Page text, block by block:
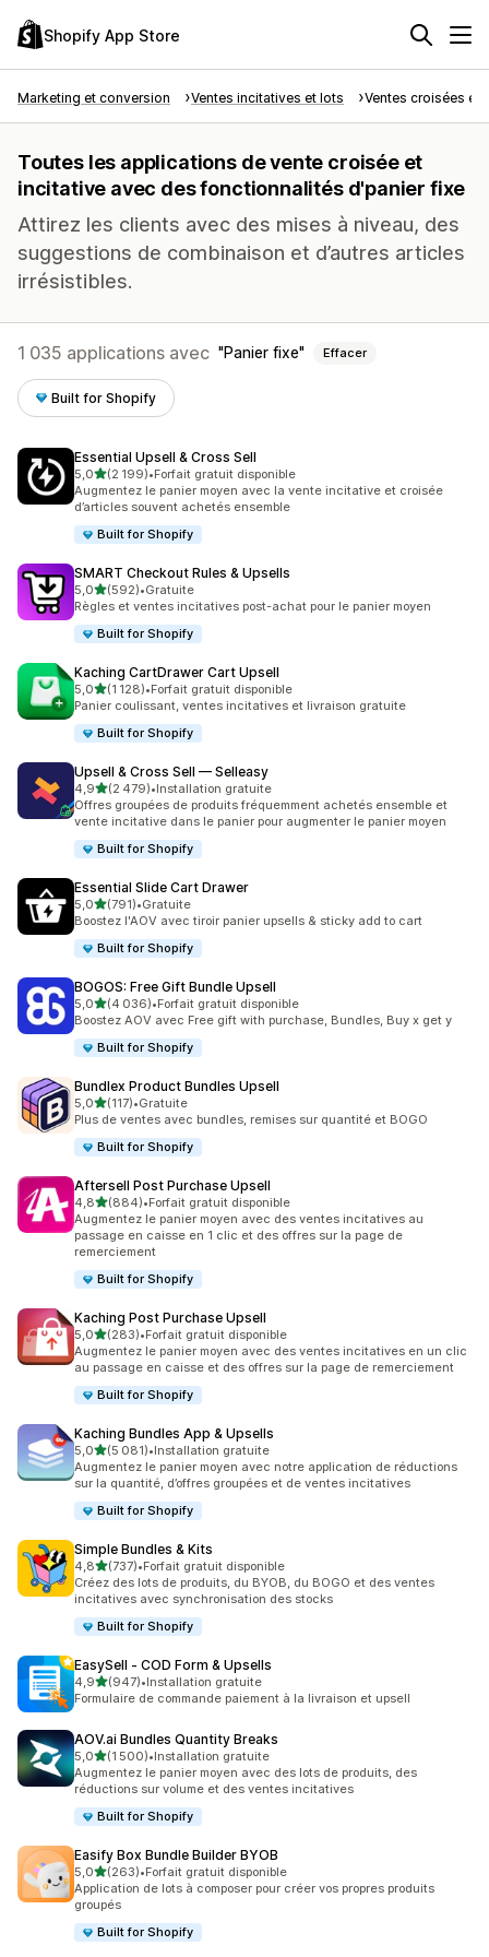
Shopify App Store
Marketing et conversion Ventes incitatives et lots Ventes croisées et
Toutes les applications de vente croisée et
incitative avec des fonctionnalités d'panier fixe
Attirez les clients avec des mises à niveau, des
suggestions de combinaison et d’autres articles
irrésistibles.
1 035 applications avec Panier fixe Effacer
Built for Shopify
Essential Upsell & Cross Sell
5,0étoile(s) sur 5
(2 199)
2199 avis au total
•Forfait gratuit disponible
Augmentez le panier moyen avec la vente incitative et croisée
d’articles souvent achetés ensemble
Built for Shopify
SMART Checkout Rules & Upsells
5,0étoile(s) sur 5
(592)
592 avis au total
•Gratuite
Règles et ventes incitatives post-achat pour le panier moyen
Built for Shopify
Kaching CartDrawer Cart Upsell
5,0étoile(s) sur 5
(1 128)
1128 avis au total
•Forfait gratuit disponible
Panier coulissant, ventes incitatives et livraison gratuite
Built for Shopify
Upsell & Cross Sell — Selleasy
4,9étoile(s) sur 5
(2 479)
2479 avis au total
•Installation gratuite
Offres groupées de produits fréquemment achetés ensemble et
vente incitative dans le panier pour augmenter le panier moyen
Built for Shopify
Essential Slide Cart Drawer
5,0étoile(s) sur 5
(791)
791 avis au total
•Gratuite
Boostez l'AOV avec tiroir panier upsells & sticky add to cart
Built for Shopify
BOGOS: Free Gift Bundle Upsell
5,0étoile(s) sur 5
(4 036)
4036 avis au total
•Forfait gratuit disponible
Boostez AOV avec Free gift with purchase, Bundles, Buy x get y
Built for Shopify
Bundlex Product Bundles Upsell
5,0étoile(s) sur 5
(117)
117 avis au total
•Gratuite
Plus de ventes avec bundles, remises sur quantité et BOGO
Built for Shopify
Aftersell Post Purchase Upsell
4,8étoile(s) sur 5
(884)
884 avis au total
•Forfait gratuit disponible
Augmentez le panier moyen avec des ventes incitatives au
passage en caisse en 1 clic et des offres sur la page de
remerciement
Built for Shopify
Kaching Post Purchase Upsell
5,0étoile(s) sur 5
(283)
283 avis au total
•Forfait gratuit disponible
Augmentez le panier moyen avec des ventes incitatives en un clic
au passage en caisse et des offres sur la page de remerciement
Built for Shopify
Kaching Bundles App & Upsells
5,0étoile(s) sur 5
(5 081)
5081 avis au total
•Installation gratuite
Augmentez le panier moyen avec notre application de réductions
sur la quantité, d’offres groupées et de ventes incitatives
Built for Shopify
Simple Bundles & Kits
4,8étoile(s) sur 5
(737)
737 avis au total
•Forfait gratuit disponible
Créez des lots de produits, du BYOB, du BOGO et des ventes
incitatives avec synchronisation des stocks
Built for Shopify
EasySell ‑ COD Form & Upsells
4,9étoile(s) sur 5
(947)
947 avis au total
•Installation gratuite
Formulaire de commande paiement à la livraison et upsell
AOV.ai Bundles Quantity Breaks
5,0étoile(s) sur 5
(1 500)
1500 avis au total
•Installation gratuite
Augmentez le panier moyen avec des lots de produits, des
réductions sur volume et des ventes incitatives
Built for Shopify
Easify Box Bundle Builder BYOB
5,0étoile(s) sur 5
(263)
263 avis au total
•Forfait gratuit disponible
Application de lots à composer pour créer vos propres produits
groupés
Built for Shopify